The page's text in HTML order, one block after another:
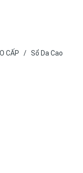
CẤP / Sổ Da Cao